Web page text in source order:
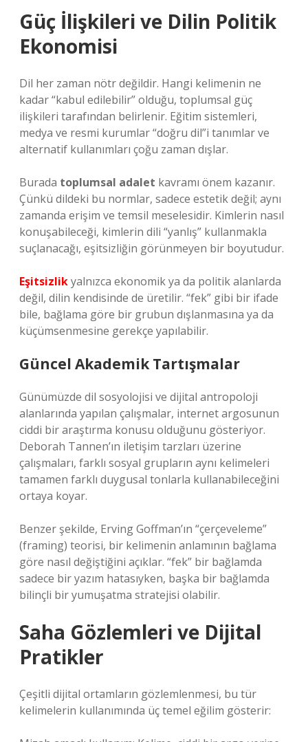
Güç İlişkileri ve Dilin Politik
Ekonomisi
Dil her zaman nötr değildir. Hangi kelimenin ne
kadar “kabul edilebilir” olduğu, toplumsal güç
ilişkileri tarafından belirlenir. Eğitim sistemleri,
medya ve resmi kurumlar “doğru dil”i tanımlar ve
alternatif kullanımları çoğu zaman dışlar.
Burada toplumsal adalet kavramı önem kazanır.
Çünkü dildeki bu normlar, sadece estetik değil; aynı
zamanda erişim ve temsil meselesidir. Kimlerin nasıl
konuşabileceği, kimlerin dili “yanlış” kullanmakla
suçlanacağı, eşitsizliğin görünmeyen bir boyutudur.
Eşitsizlikyalnızca ekonomik ya da politik alanlarda
değil, dilin kendisinde de üretilir. “fek” gibi bir ifade
bile, bağlama göre bir grubun dışlanmasına ya da
küçümsenmesine gerekçe yapılabilir.
Güncel Akademik Tartışmalar
Günümüzde dil sosyolojisi ve dijital antropoloji
alanlarında yapılan çalışmalar, internet argosunun
ciddi bir araştırma konusu olduğunu gösteriyor.
Deborah Tannen’ın iletişim tarzları üzerine
çalışmaları, farklı sosyal grupların aynı kelimeleri
tamamen farklı duygusal tonlarla kullanabileceğini
ortaya koyar.
Benzer şekilde, Erving Goffman’ın “çerçeveleme”
(framing) teorisi, bir kelimenin anlamının bağlama
göre nasıl değiştiğini açıklar. “fek” bir bağlamda
sadece bir yazım hatasıyken, başka bir bağlamda
bilinçli bir yumuşatma stratejisi olabilir.
Saha Gözlemleri ve Dijital
Pratikler
Çeşitli dijital ortamların gözlemlenmesi, bu tür
kelimelerin kullanımında üç temel eğilim gösterir: